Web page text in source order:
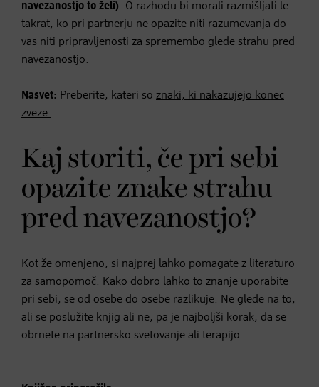
navezanostjo to želi). O razhodu bi morali razmišljati le
takrat, ko pri partnerju ne opazite niti razumevanja do
vas niti pripravljenosti za spremembo glede strahu pred
navezanostjo.
Nasvet: Preberite, kateri so znaki, ki nakazujejo konec
zveze.
Kaj storiti, če pri sebi
opazite znake strahu
pred navezanostjo?
Kot že omenjeno, si najprej lahko pomagate z literaturo
za samopomoč. Kako dobro lahko to znanje uporabite
pri sebi, se od osebe do osebe razlikuje. Ne glede na to,
ali se poslužite knjig ali ne, pa je najboljši korak, da se
obrnete na partnersko svetovanje ali terapijo.